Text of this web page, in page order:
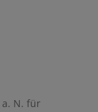
N. für